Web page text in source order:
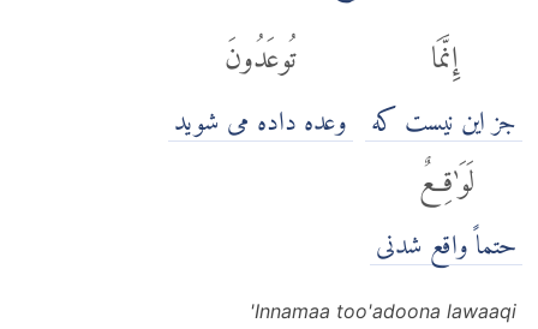
إِنَّمَا
جز اين نيست كه
تُوعَدُونَ
وعده داده می شوید
لَوَٰقِعٌ
حتماً واقع شدنی
Innamaa too'adoona lawaaqi'